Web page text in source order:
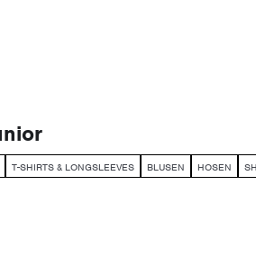
T-SHIRTS & LONGSLEEVES BLUSEN HOSEN